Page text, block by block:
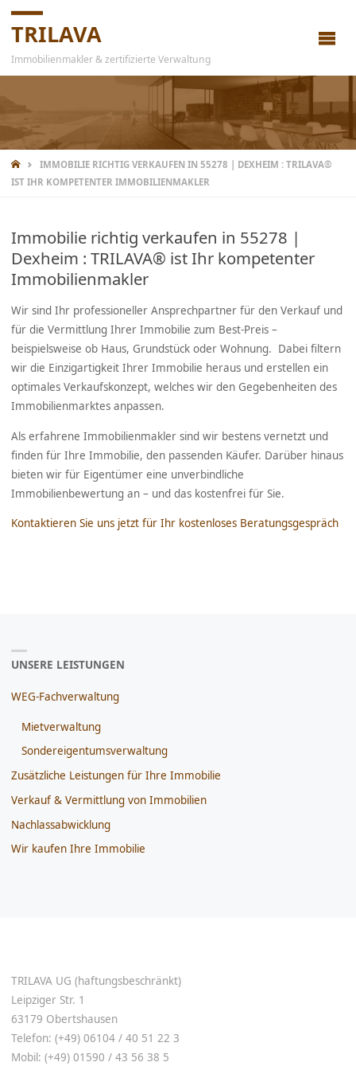
TRILAVA
Immobilienmakler & zertifizierte Verwaltung
IMMOBILIE RICHTIG VERKAUFEN IN 55278 | DEXHEIM : TRILAVA®
IST IHR KOMPETENTER IMMOBILIENMAKLER
Immobilie richtig verkaufen in 55278 |
Dexheim : TRILAVA® ist Ihr kompetenter
Immobilienmakler
Wir sind Ihr professioneller Ansprechpartner für den Verkauf und
für die Vermittlung Ihrer Immobilie zum Best-Preis –
beispielsweise ob Haus, Grundstück oder Wohnung. Dabei filtern
wir die Einzigartigkeit Ihrer Immobilie heraus und erstellen ein
optimales Verkaufskonzept, welches wir den Gegebenheiten des
Immobilienmarktes anpassen.
Als erfahrene Immobilienmakler sind wir bestens vernetzt und
finden für Ihre Immobilie, den passenden Käufer. Darüber hinaus
bieten wir für Eigentümer eine unverbindliche
Immobilienbewertung an – und das kostenfrei für Sie.
Kontaktieren Sie uns jetzt für Ihr kostenloses Beratungsgespräch
UNSERE LEISTUNGEN
WEG-Fachverwaltung
Mietverwaltung
Sondereigentumsverwaltung
Zusätzliche Leistungen für Ihre Immobilie
Verkauf & Vermittlung von Immobilien
Nachlassabwicklung
Wir kaufen Ihre Immobilie
TRILAVA UG (haftungsbeschränkt)
Leipziger Str. 1
63179 Obertshausen
Telefon: (+49) 06104 / 40 51 22 3
Mobil: (+49) 01590 / 43 56 38 5